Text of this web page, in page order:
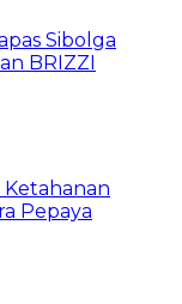
Sibolga
BRIZZI
Pepaya